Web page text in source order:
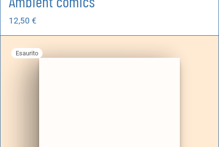
12,50 €
Esaurito